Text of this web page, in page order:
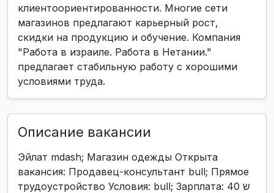
клиентоориентированности. Многие сети
магазинов предлагают карьерный рост,
скидки на продукцию и обучение. Компания
"Работа в израиле. Работа в Нетании."
предлагает стабильную работу с хорошими
условиями труда.
Описание вакансии
Эйлат mdash; Магазин одежды Открыта
вакансия: Продавец-консультант bull; Прямое
трудоустройство Условия: bull; Зарплата: 40 ש